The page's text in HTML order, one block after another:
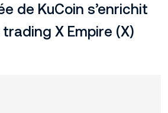
de KuCoin s’enrichit
X Empire (X)